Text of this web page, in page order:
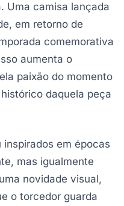
Uma camisa lançada
em retorno de
comemorativa
aumenta o
paixão do momento
daquela peça
inspirados em épocas
mas igualmente
novidade visual,
o torcedor guarda